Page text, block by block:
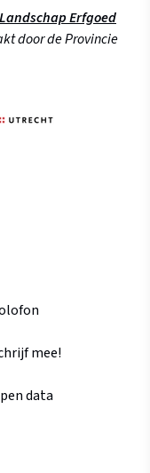
Landschap Erfgoed
door de Provincie
mee!
data